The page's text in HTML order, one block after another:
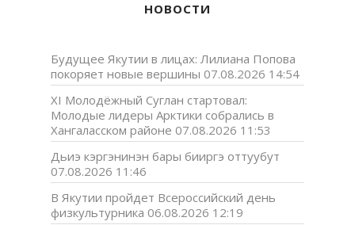
НОВОСТИ
Будущее Якутии в лицах: Лилиана Попова
покоряет новые вершины 07.08.2026 14:54
XI Молодёжный Суглан стартовал:
Молодые лидеры Арктики собрались в
Хангаласском районе 07.08.2026 11:53
Дьиэ кэргэнинэн бары бииргэ оттуубут
07.08.2026 11:46
В Якутии пройдет Всероссийский день
физкультурника 06.08.2026 12:19